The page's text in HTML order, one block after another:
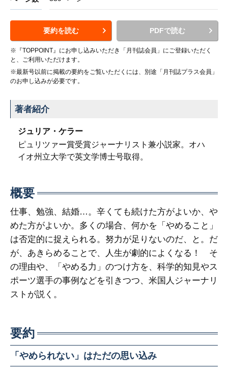
要約を読む PDFで読む
※『TOPPOINT』にお申し込みいただき「月刊誌会員」にご登録いただく
と、ご利用いただけます。
※最新号以前に掲載の要約をご覧いただくには、別途「月刊誌プラス会員」
のお申し込みが必要です。
著者紹介
ジュリア・ケラー
ピュリツァー賞受賞ジャーナリスト兼小説家。オハ
イオ州立大学で英文学博士号取得。
概要
仕事、勉強、結婚…。辛くても続けた方がよいか、や
めた方がよいか。多くの場合、何かを「やめること」
は否定的に捉えられる。努力が足りないのだ、と。だ
が、あきらめることで、人生が劇的によくなる！ そ
の理由や、「やめる力」のつけ方を、科学的知見やス
ポーツ選手の事例などを引きつつ、米国人ジャーナリ
ストが説く。
要約
「やめられない」はただの思い込み